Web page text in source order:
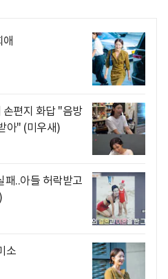
손편지 화답 "음방
아" (미우새)
패..아들 허락받고
소